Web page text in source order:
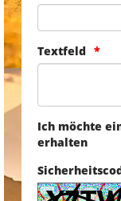
Textfeld
Ich möchte
erhalten